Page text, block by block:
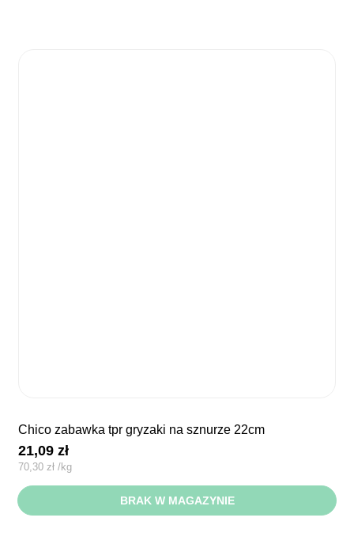
chico zabawka tpr gryzaki na sznurze 22cm
21,09zł
70,30 zł /kg
BRAK W MAGAZYNIE